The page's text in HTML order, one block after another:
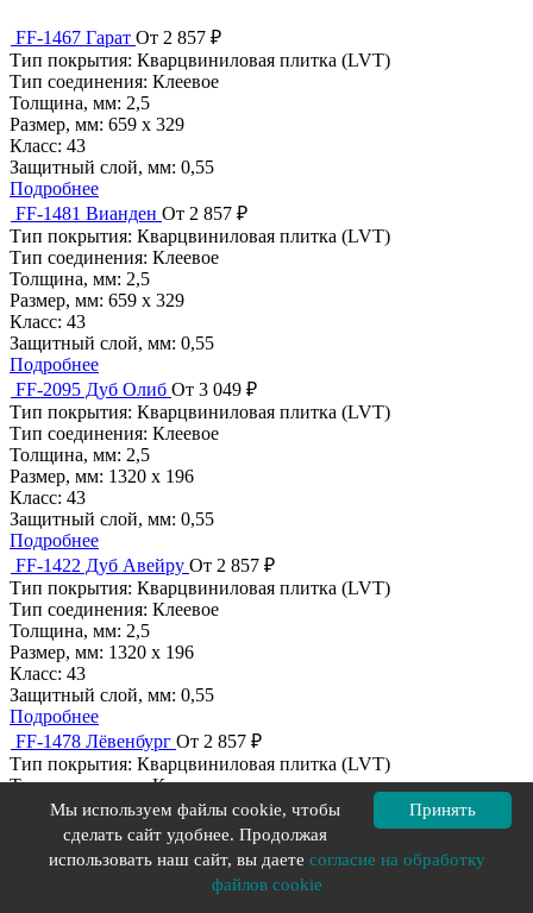
FF-1467 Гарат От 2 857 ₽
Тип покрытия: Кварцвиниловая плитка (LVT)
Тип соединения: Клеевое
Толщина, мм: 2,5
Размер, мм: 659 х 329
Класс: 43
Защитный слой, мм: 0,55
Подробнее
FF-1481 Вианден От 2 857 ₽
Тип покрытия: Кварцвиниловая плитка (LVT)
Тип соединения: Клеевое
Толщина, мм: 2,5
Размер, мм: 659 х 329
Класс: 43
Защитный слой, мм: 0,55
Подробнее
FF-2095 Дуб Олиб От 3 049 ₽
Тип покрытия: Кварцвиниловая плитка (LVT)
Тип соединения: Клеевое
Толщина, мм: 2,5
Размер, мм: 1320 х 196
Класс: 43
Защитный слой, мм: 0,55
Подробнее
FF-1422 Дуб Авейру От 2 857 ₽
Тип покрытия: Кварцвиниловая плитка (LVT)
Тип соединения: Клеевое
Толщина, мм: 2,5
Размер, мм: 1320 х 196
Класс: 43
Защитный слой, мм: 0,55
Подробнее
FF-1478 Лёвенбург От 2 857 ₽
Тип покрытия: Кварцвиниловая плитка (LVT)
Тип соединения: Клеевое
Толщина, мм: 2,5
Размер, мм: 659 х 329
43
Защитный слой, мм: 0,55
Принять
Мы используем файлы cookie, чтобы
сделать сайт удобнее. Продолжая
использовать наш сайт, вы даете согласие на обработку
файлов cookie